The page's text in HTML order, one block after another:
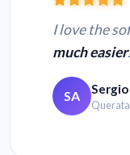
I love the
much easier
SA Sergio